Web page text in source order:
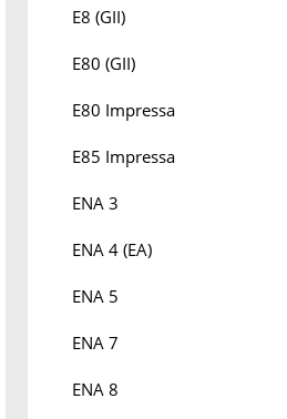
E8 (GII)
E80 (GII)
E80 Impressa
E85 Impressa
ENA 3
ENA 4 (EA)
ENA 5
ENA 7
ENA 8